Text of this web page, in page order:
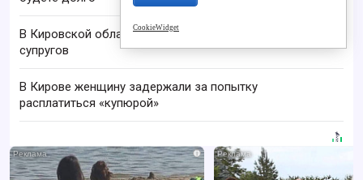
В Кировской области нашли тела пропавших
супругов
В Кирове женщину задержали за попытку
расплатиться «купюрой»
i
CookieWidget